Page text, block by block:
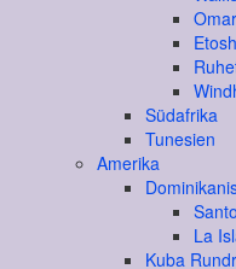
Südafrika
Tunesien
Amerika
La
Kuba